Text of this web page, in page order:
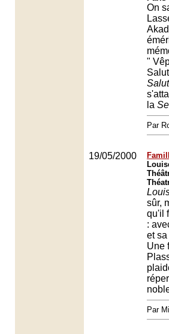
On
"
la
Par
19/05/2000
sûr,
qu'il
:
et
Une
Par